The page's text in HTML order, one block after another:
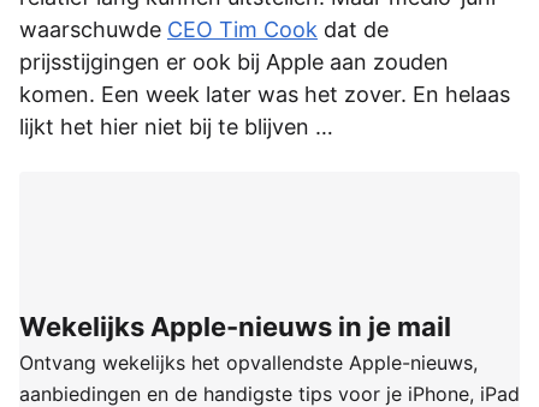
waarschuwde CEO Tim Cook dat de
prijsstijgingen er ook bij Apple aan zouden
komen. Een week later was het zover. En helaas
lijkt het hier niet bij te blijven …
Wekelijks Apple-nieuws in je mail
Ontvang wekelijks het opvallendste Apple-nieuws,
aanbiedingen en de handigste tips voor je iPhone, iPad